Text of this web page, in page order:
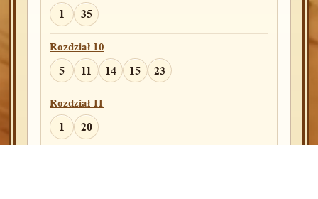
Rozdział 34
20 24 25 27 28 29
Rozdział 35
5 27
Rozdział 36
1 35
Rozdział 10
5 11 14 15 23
Rozdział 11
1 20